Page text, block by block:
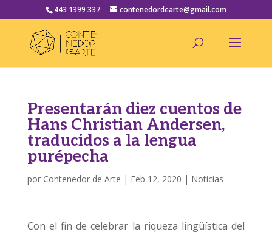
443 1399 337 contenedordearte@gmail.com
Presentarán diez cuentos de
Hans Christian Andersen,
traducidos a la lengua
purépecha
por Contenedor de Arte | Feb 12, 2020 | Noticias
Con el fin de celebrar la riqueza lingüística del